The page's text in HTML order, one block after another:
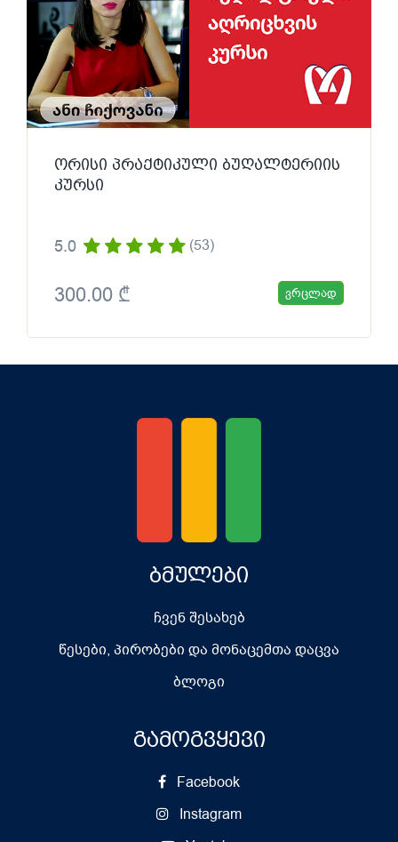
ორისი პრაქტიკული ბუღალტერიის
კურსი
5.0 (53)
300.00 ₾ ვრცლად
ბმულები
ჩვენ შესახებ
წესები, პირობები და მონაცემთა დაცვა
ბლოგი
გამოგვყევი
Facebook
Instagram